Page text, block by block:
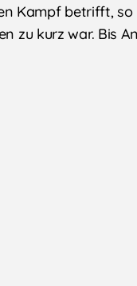
Kampf betrifft, so
zu kurz war. Bis